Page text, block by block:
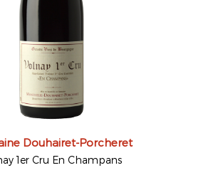
Douhairet-Porcheret
1er Cru En Champans